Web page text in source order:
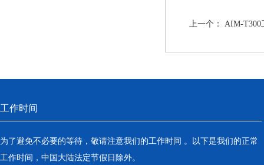
上一个： AIM-T300
工作时间
为了避免不必要的等待，敬请注意我们的工作时间 。以下是我们的正常
工作时间，中国大陆法定节假日除外。